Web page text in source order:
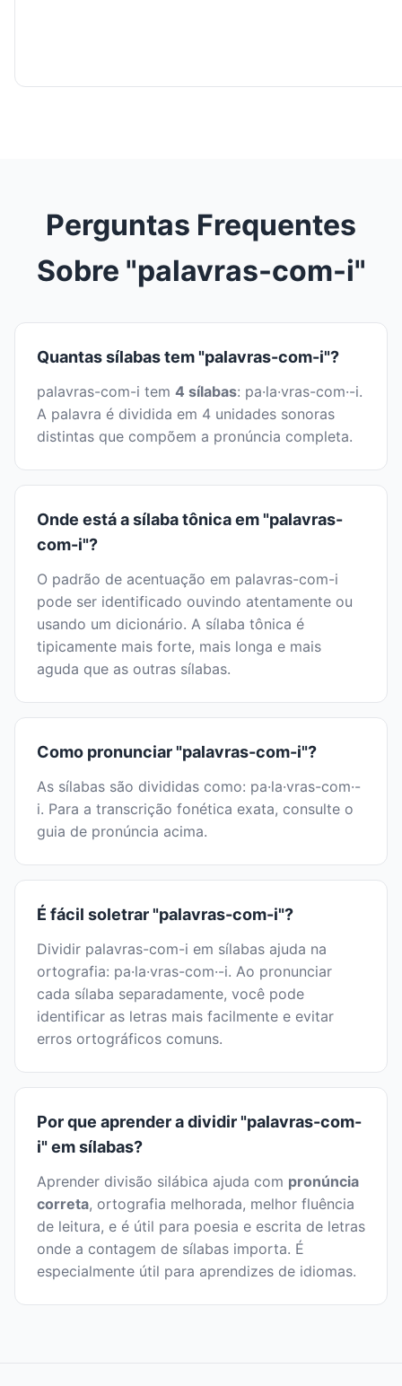
Perguntas Frequentes
Sobre "palavras-com-i"
Quantas sílabas tem "palavras-com-i"?
palavras-com-i tem 4 sílabas: pa·la·vras-com·-i.
A palavra é dividida em 4 unidades sonoras
distintas que compõem a pronúncia completa.
Onde está a sílaba tônica em "palavras-
com-i"?
O padrão de acentuação em palavras-com-i
pode ser identificado ouvindo atentamente ou
usando um dicionário. A sílaba tônica é
tipicamente mais forte, mais longa e mais
aguda que as outras sílabas.
Como pronunciar "palavras-com-i"?
As sílabas são divididas como: pa·la·vras-com·-
i. Para a transcrição fonética exata, consulte o
guia de pronúncia acima.
É fácil soletrar "palavras-com-i"?
Dividir palavras-com-i em sílabas ajuda na
ortografia: pa·la·vras-com·-i. Ao pronunciar
cada sílaba separadamente, você pode
identificar as letras mais facilmente e evitar
erros ortográficos comuns.
Por que aprender a dividir "palavras-com-
i" em sílabas?
Aprender divisão silábica ajuda com pronúncia
correta, ortografia melhorada, melhor fluência
de leitura, e é útil para poesia e escrita de letras
onde a contagem de sílabas importa. É
especialmente útil para aprendizes de idiomas.